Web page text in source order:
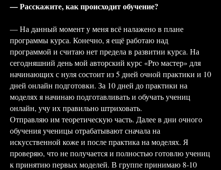
— Расскажите, как происходит обучение?
— На данный момент у меня всё налажено в плане
программы курса. Конечно, я ещё работаю над
программой и считаю нет предела в развитии курса. На
сегодняшний день мой авторский курс «Pro мастер» для
начинающих с нуля состоит из 5 дней очной практики и 10
дней онлайн подготовки. За 10 дней до практики на
моделях я начинаю подготавливать и обучать учениц
онлайн, учу их правильно штриховать.
Отправляю им теоретическую часть. Далее в дни очного
обучения ученицы отрабатывают сначала на
искусственной коже и после практика на моделях. Я
проверяю, что не получается и полностью готовлю учениц
к принятию первых моделей. В группе принимаю 8-10